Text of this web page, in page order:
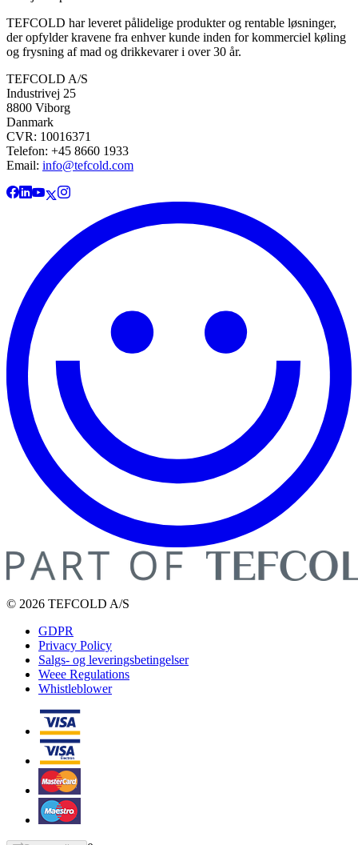
TEFCOLD har leveret pålidelige produkter og rentable løsninger,
der opfylder kravene fra enhver kunde inden for kommerciel køling
og frysning af mad og drikkevarer i over 30 år.
TEFCOLD A/S
Industrivej 25
8800 Viborg
Danmark
CVR: 10016371
Telefon: +45 8660 1933
Email: info@tefcold.com
© 2026 TEFCOLD A/S
GDPR
Privacy Policy
Salgs- og leveringsbetingelser
Weee Regulations
Whistleblower